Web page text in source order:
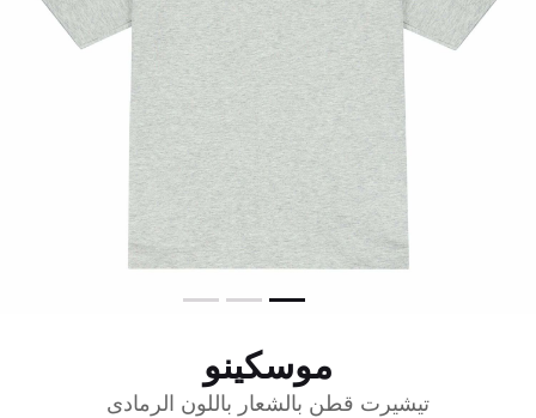
موسكينو
تيشيرت قطن بالشعار باللون الرمادى